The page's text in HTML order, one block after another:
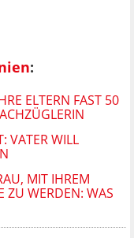
:
ELTERN FAST 50
VATER WILL
MIT IHREM
ZU WERDEN: WAS